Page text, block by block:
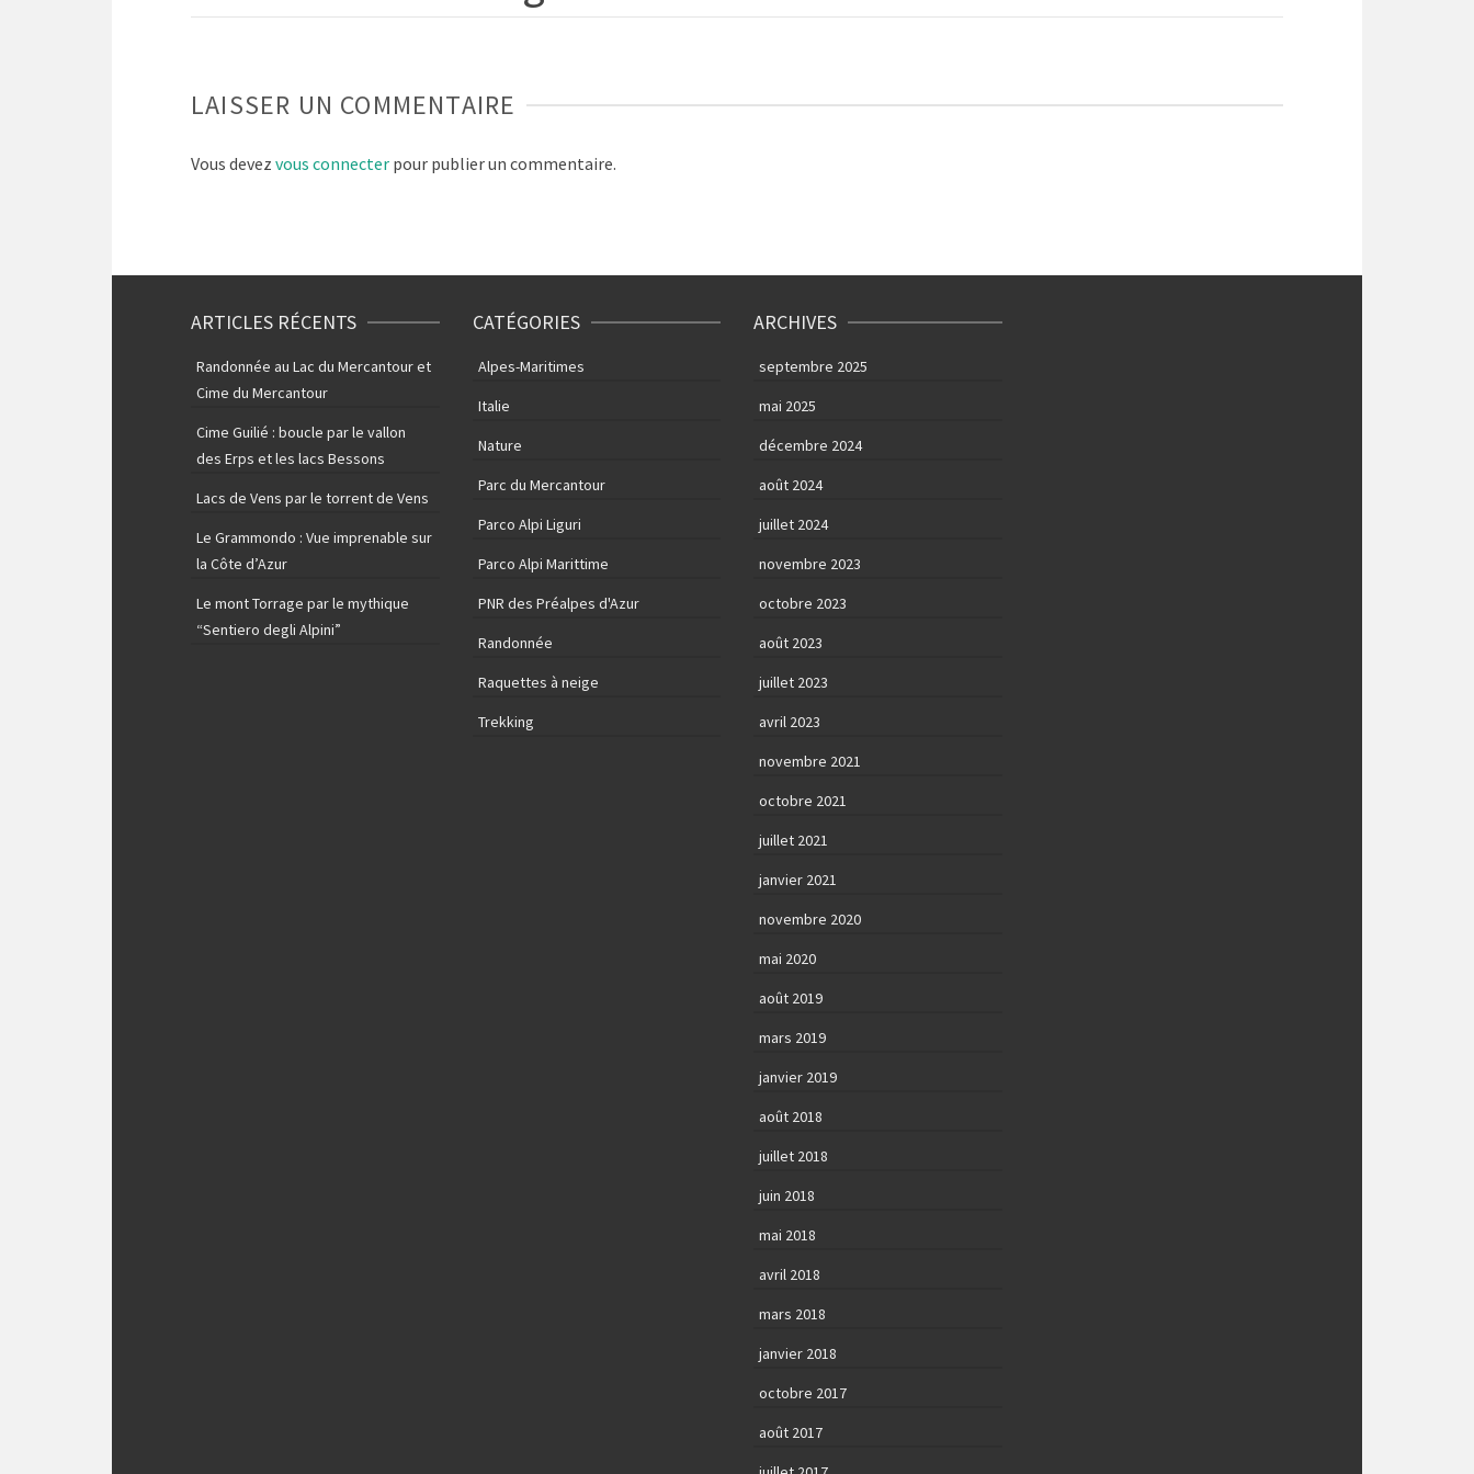
LAISSER UN COMMENTAIRE
Vous devez vous connecter pour publier un commentaire.
ARTICLES RÉCENTS
Randonnée au Lac du Mercantour et
Cime du Mercantour
Cime Guilié : boucle par le vallon
des Erps et les lacs Bessons
Lacs de Vens par le torrent de Vens
Le Grammondo : Vue imprenable sur
la Côte d’Azur
Le mont Torrage par le mythique
“Sentiero degli Alpini”
CATÉGORIES
Alpes-Maritimes
Italie
Nature
Parc du Mercantour
Parco Alpi Liguri
Parco Alpi Marittime
PNR des Préalpes d'Azur
Randonnée
Raquettes à neige
Trekking
ARCHIVES
septembre 2025
mai 2025
décembre 2024
août 2024
juillet 2024
novembre 2023
octobre 2023
août 2023
juillet 2023
avril 2023
novembre 2021
octobre 2021
juillet 2021
janvier 2021
novembre 2020
mai 2020
août 2019
mars 2019
janvier 2019
août 2018
juillet 2018
juin 2018
mai 2018
avril 2018
mars 2018
janvier 2018
octobre 2017
août 2017